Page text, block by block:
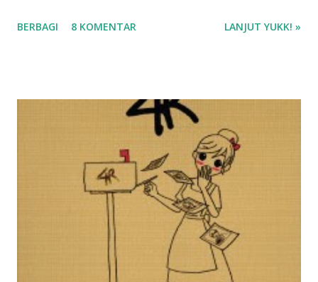
BERBAGI 8 KOMENTAR LANJUT YUKK! »